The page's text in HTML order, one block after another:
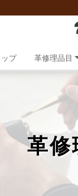
ップ 革修理品目
革修